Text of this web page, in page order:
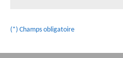
(*) Champs obligatoire